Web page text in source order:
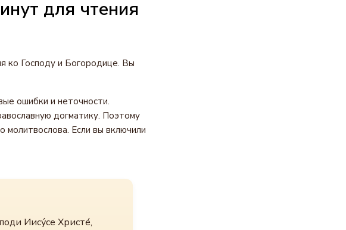
для чтения
ко Господу и Богородице. Вы
ошибки и неточности.
догматику. Поэтому
молитвослова. Если вы включили
Иису́се Христе́,